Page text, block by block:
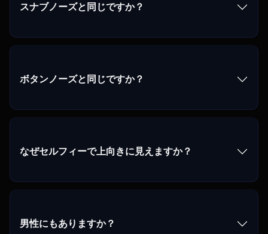
スナブノーズと同じですか？
ボタンノーズと同じですか？
なぜセルフィーで上向きに見えますか？
男性にもありますか？